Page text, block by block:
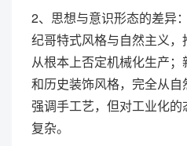
2、思想与意识形态的差异
纪哥特式风格与自然主义，
从根本上否定机械化生产
和历史装饰风格，完全从
强调手工艺，但对工业化
复杂。